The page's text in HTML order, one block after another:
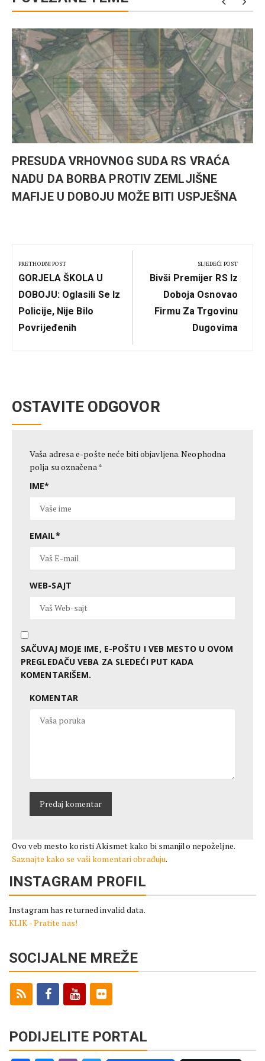
PRESUDA VRHOVNOG SUDA RS VRAĆA
NADU DA BORBA PROTIV ZEMLJIŠNE
MAFIJE U DOBOJU MOŽE BITI USPJEŠNA
članka
PRETHODNI POST
Previous
Post:
GORJELA ŠKOLA U
DOBOJU: Oglasili Se Iz
Policije, Nije Bilo
Povrijeđenih
SLJEDEĆI POST
Next
Post:
Bivši Premijer RS Iz
Doboja Osnovao
Firmu Za Trgovinu
Dugovima
OSTAVITE ODGOVOR
Vaša adresa e-pošte neće biti objavljena.Neophodna
polja su označena*
IME*
EMAIL*
WEB-SAJT
SAČUVAJ MOJE IME, E-POŠTU I VEB MESTO U OVOM
PREGLEDAČU VEBA ZA SLEDEĆI PUT KADA
KOMENTARIŠEM.
KOMENTAR
Ovo veb mesto koristi Akismet kako bi smanjilo nepoželjne.
Saznajte kako se vaši komentari obrađuju.
INSTAGRAM PROFIL
Instagram has returned invalid data.
KLIK - Pratite nas!
SOCIJALNE MREŽE
PODIJELITE PORTAL